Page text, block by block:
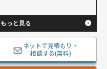
もっと見る
ネットで見積もり・
相談する(無料)